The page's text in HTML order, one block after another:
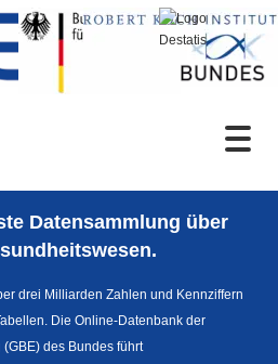
Datensammlung über
drei Milliarden Zahlen und Kennziffern
Die Online-Datenbank der
des Bundes führt